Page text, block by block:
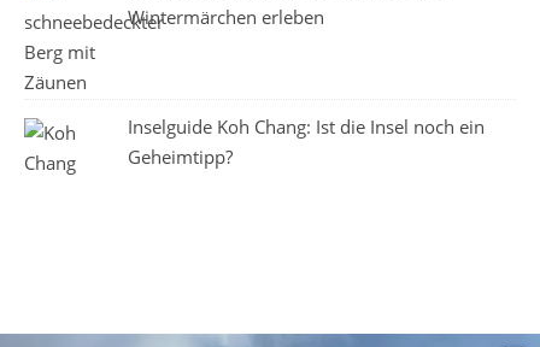
Wintermärchen erleben
Inselguide Koh Chang: Ist die Insel noch ein
Geheimtipp?
Lust auf einen Städtetrip innerhalb Deutschlan